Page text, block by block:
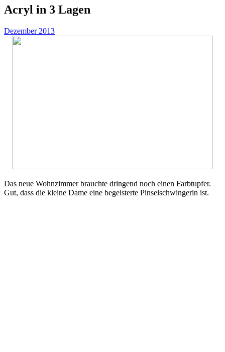
Acryl in 3 Lagen
Dezember 2013
Das neue Wohnzimmer brauchte dringend noch einen Farbtupfer.
Gut, dass die kleine Dame eine begeisterte Pinselschwingerin ist.